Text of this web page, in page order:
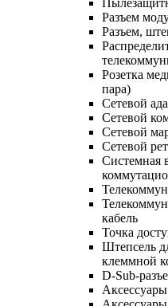
Разъем
Разъем,
Розетка
пара)
Сетевой
Сетевой
Сетевой
Сетевой
Системная
кабель
Точка
Штепсель
клеммной
D-Sub-